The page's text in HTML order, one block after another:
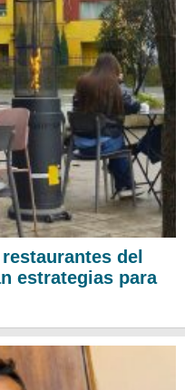
del
estrategias para